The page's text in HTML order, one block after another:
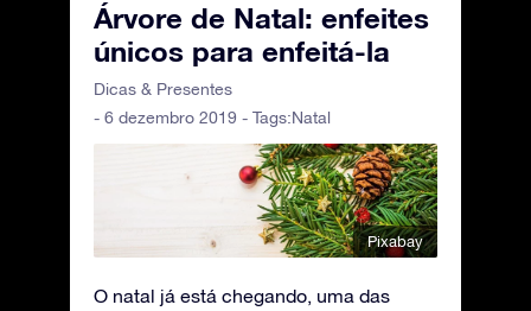
Árvore de Natal: enfeites
únicos para enfeitá-la
Dicas & Presentes
- 6 dezembro 2019 - Tags:Natal
Pixabay
O natal já está chegando, uma das